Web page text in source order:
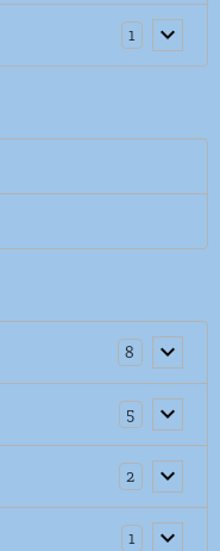
1
8
5
2
1